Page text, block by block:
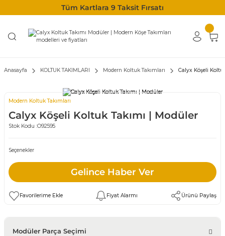
Tüm Kartlara 9 Taksit Fırsatı
Anasayfa KOLTUK TAKIMLARI Modern Koltuk Takımları Calyx Köşeli
Modern Koltuk Takımları
Calyx Köşeli Koltuk Takımı | Modüler
Stok Kodu :O92595
Seçenekler
Gelince Haber Ver
Fiyat Alarmı Ürünü Paylaş
Modüler Parça Seçimi